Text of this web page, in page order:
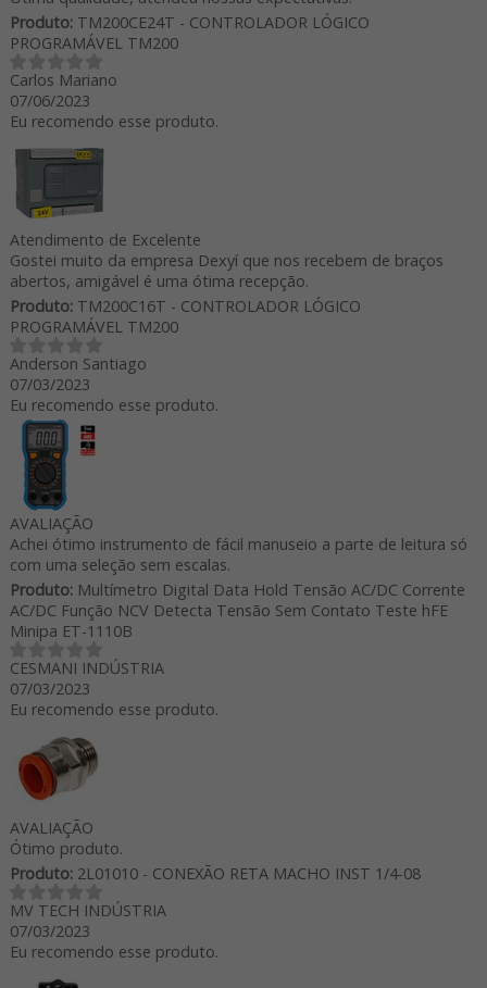
Produto:TM200CE24T - CONTROLADOR LÓGICO
PROGRAMÁVEL TM200
Carlos Mariano
07/06/2023
Eu recomendo esse produto.
Atendimento de Excelente
Gostei muito da empresa Dexyí que nos recebem de braços
abertos, amigável é uma ótima recepção.
Produto:TM200C16T - CONTROLADOR LÓGICO
PROGRAMÁVEL TM200
Anderson Santiago
07/03/2023
Eu recomendo esse produto.
AVALIAÇÃO
Achei ótimo instrumento de fácil manuseio a parte de leitura só
com uma seleção sem escalas.
Produto:Multímetro Digital Data Hold Tensão AC/DC Corrente
AC/DC Função NCV Detecta Tensão Sem Contato Teste hFE
Minipa ET-1110B
CESMANI INDÚSTRIA
07/03/2023
Eu recomendo esse produto.
AVALIAÇÃO
Ótimo produto.
Produto:2L01010 - CONEXÃO RETA MACHO INST 1/4-08
MV TECH INDÚSTRIA
07/03/2023
Eu recomendo esse produto.